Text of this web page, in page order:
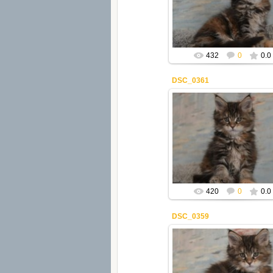
Mila2409
432 0 0.0
DSC_0361
22.02.2021
Mila2409
420 0 0.0
DSC_0359
22.02.2021